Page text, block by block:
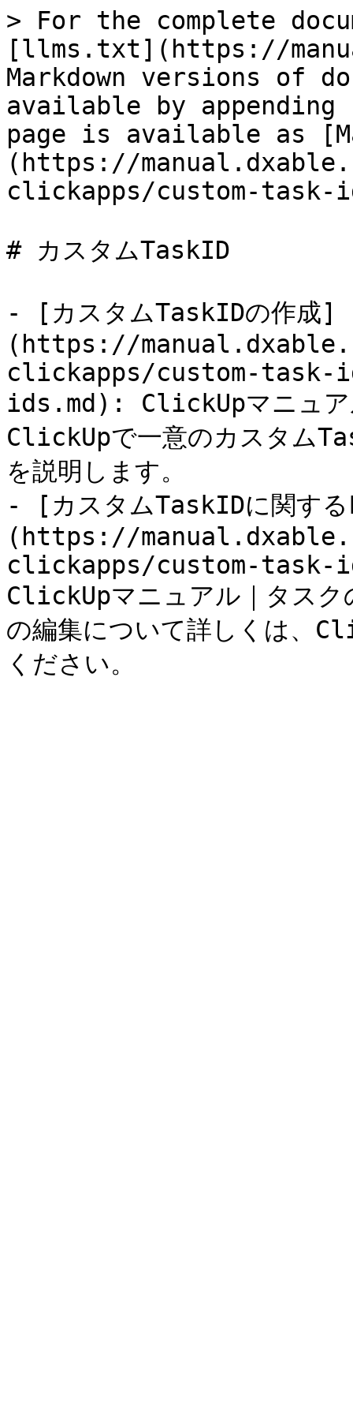
> For the complete
[llms.txt](https://
Markdown versions of
available by
page is available as
(https://
clickapps/custom-task-
# カスタムTaskID
- [カスタムTaskIDの作成]
(https://
clickapps/custom-task-
ids.md): ClickUpマニュア
ClickUpで一意のカスタム
を説明します。
- [カスタムTaskIDに関する
(https://
clickapps/custom-
ClickUpマニュアル｜タスク
の編集について詳しくは、